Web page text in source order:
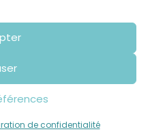
de confidentialité
de la Maison du Théâtre
sur
à la Maison du